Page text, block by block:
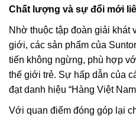
Chất lượng và sự đổi mới
Nhờ thuộc tập đoàn giải khát
giới, các sản phẩm của
tiến không ngừng, phù hợp
thế giới trẻ. Sự hấp dẫn của
đạt danh hiệu “Hàng Việt
Với quan điểm đóng góp lại